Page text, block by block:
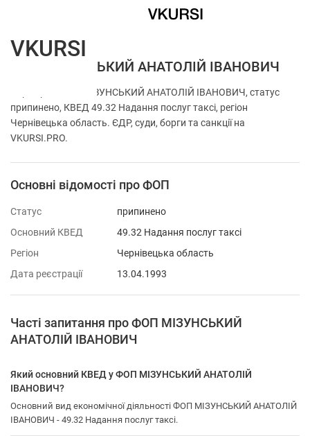
ФОП МІЗУНСЬКИЙ АНАТОЛІЙ ІВАНОВИЧ
Перевірка ФОП МІЗУНСЬКИЙ АНАТОЛІЙ ІВАНОВИЧ, статус
припинено, КВЕД 49.32 Надання послуг таксі, регіон
Чернівецька область. ЄДР, суди, борги та санкції на
VKURSI.PRO.
Основні відомості про ФОП
Статус
припинено
Основний КВЕД
49.32 Надання послуг таксі
Регіон
Чернівецька область
Дата реєстрації
13.04.1993
Часті запитання про ФОП МІЗУНСЬКИЙ
АНАТОЛІЙ ІВАНОВИЧ
Який основний КВЕД у ФОП МІЗУНСЬКИЙ АНАТОЛІЙ
ІВАНОВИЧ?
Основний вид економічної діяльності ФОП МІЗУНСЬКИЙ АНАТОЛІЙ
ІВАНОВИЧ - 49.32 Надання послуг таксі.
VKURSI